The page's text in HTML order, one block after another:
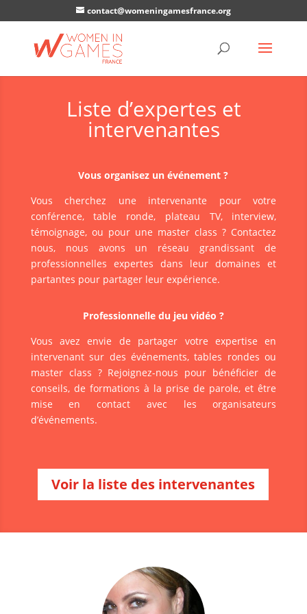
contact@womeningamesfrance.org
Liste d’expertes et
intervenantes
Vous organisez un événement ?
Vous cherchez une intervenante pour votre
conférence, table ronde, plateau TV, interview,
témoignage, ou pour une master class ? Contactez
nous, nous avons un réseau grandissant de
professionnelles expertes dans leur domaines et
partantes pour partager leur expérience.
Professionnelle du jeu vidéo ?
Vous avez envie de partager votre expertise en
intervenant sur des événements, tables rondes ou
master class ? Rejoignez-nous pour bénéficier de
conseils, de formations à la prise de parole, et être
mise en contact avec les organisateurs
d’événements.
Voir la liste des intervenantes